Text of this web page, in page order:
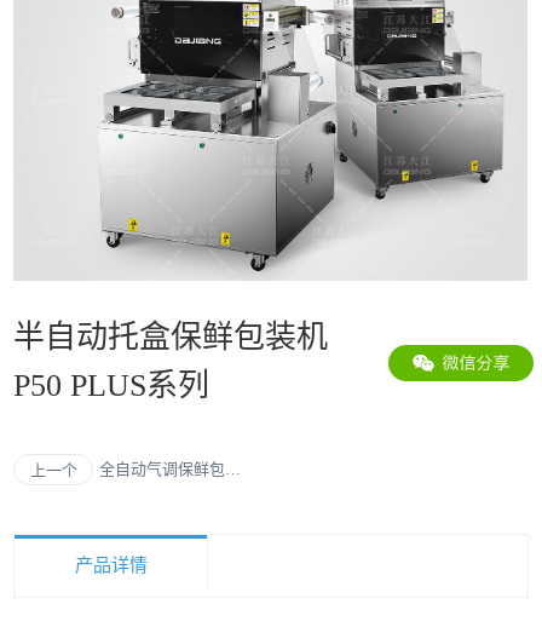
半自动托盒保鲜包装机
P50 PLUS系列
上一个
全自动气调保鲜包装
产品详情